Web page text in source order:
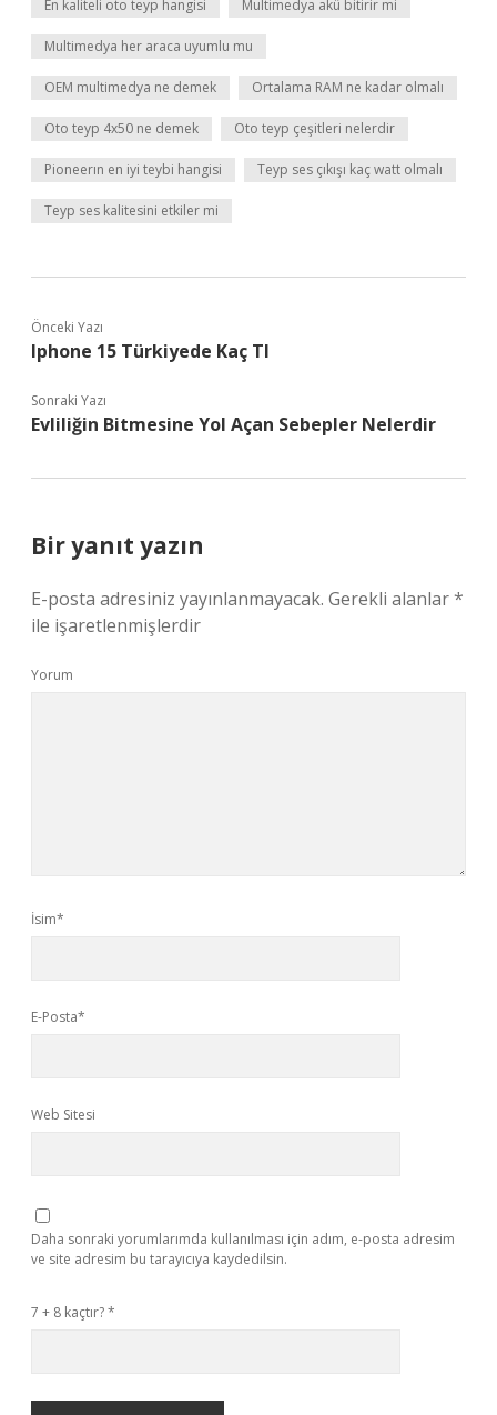
En kaliteli oto teyp hangisi Multimedya akü bitirir mi
Multimedya her araca uyumlu mu
OEM multimedya ne demek Ortalama RAM ne kadar olmalı
Oto teyp 4x50 ne demek Oto teyp çeşitleri nelerdir
Pioneerın en iyi teybi hangisi Teyp ses çıkışı kaç watt olmalı
Teyp ses kalitesini etkiler mi
Önceki Yazı
Iphone 15 Türkiyede Kaç Tl
Sonraki Yazı
Evliliğin Bitmesine Yol Açan Sebepler Nelerdir
Bir yanıt yazın
E-posta adresiniz yayınlanmayacak. Gerekli alanlar*
ile işaretlenmişlerdir
Yorum
İsim*
E-Posta*
Web Sitesi
Daha sonraki yorumlarımda kullanılması için adım, e-posta adresim
ve site adresim bu tarayıcıya kaydedilsin.
7 + 8 kaçtır?*